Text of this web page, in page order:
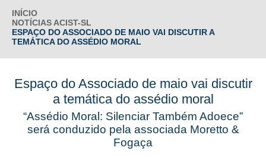
INÍCIO
NOTÍCIAS ACIST-SL
ESPAÇO DO ASSOCIADO DE MAIO VAI DISCUTIR A
TEMÁTICA DO ASSÉDIO MORAL
Espaço do Associado de maio vai discutir
a temática do assédio moral
“Assédio Moral: Silenciar Também Adoece”
será conduzido pela associada Moretto &
Fogaça